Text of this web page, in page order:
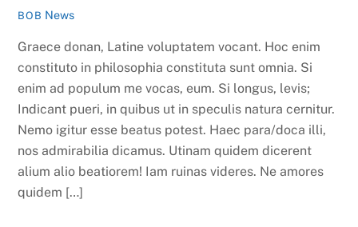
BOB News
Graece donan, Latine voluptatem vocant. Hoc enim
constituto in philosophia constituta sunt omnia. Si
enim ad populum me vocas, eum. Si longus, levis;
Indicant pueri, in quibus ut in speculis natura cernitur.
Nemo igitur esse beatus potest. Haec para/doca illi,
nos admirabilia dicamus. Utinam quidem dicerent
alium alio beatiorem! Iam ruinas videres. Ne amores
quidem […]